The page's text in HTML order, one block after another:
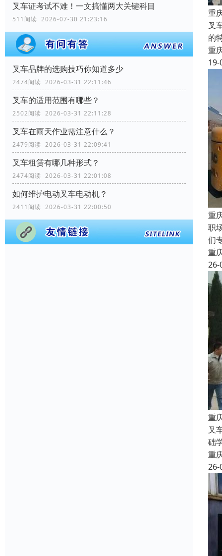
叉车证考试不难！一文搞懂两大关键科目
511阅读 2026-07-30 21:23:16
叉车品牌的选购技巧你知道多少
2474阅读 2026-03-31 22:11:46
叉车的适用范围有哪些？
2502阅读 2026-03-31 22:11:28
叉车在雨天作业需注意什么？
2479阅读 2026-03-31 22:09:41
叉车租赁有哪几种形式？
2474阅读 2026-03-31 22:01:08
如何维护电动叉车电动机？
2411阅读 2026-03-31 22:00:50
重
叉
的
重
19-
重
职
们
重
26-
重
叉
础
重
26-